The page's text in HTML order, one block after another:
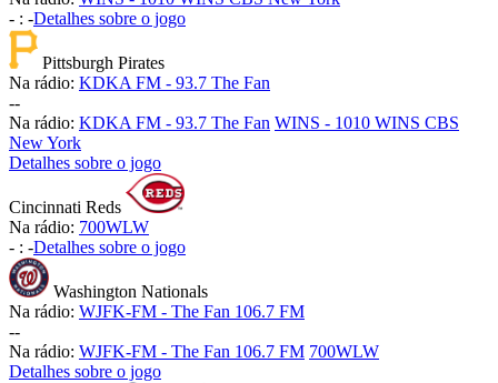
- : -Detalhes sobre o jogo
Pittsburgh Pirates
Na rádio: KDKA FM - 93.7 The Fan
--
Na rádio: KDKA FM - 93.7 The Fan WINS - 1010 WINS CBS
New York
Detalhes sobre o jogo
Cincinnati Reds
Na rádio: 700WLW
- : -Detalhes sobre o jogo
Washington Nationals
Na rádio: WJFK-FM - The Fan 106.7 FM
--
Na rádio: WJFK-FM - The Fan 106.7 FM 700WLW
Detalhes sobre o jogo